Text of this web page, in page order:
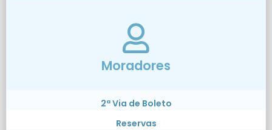
Moradores
2ª Via de Boleto
Reservas